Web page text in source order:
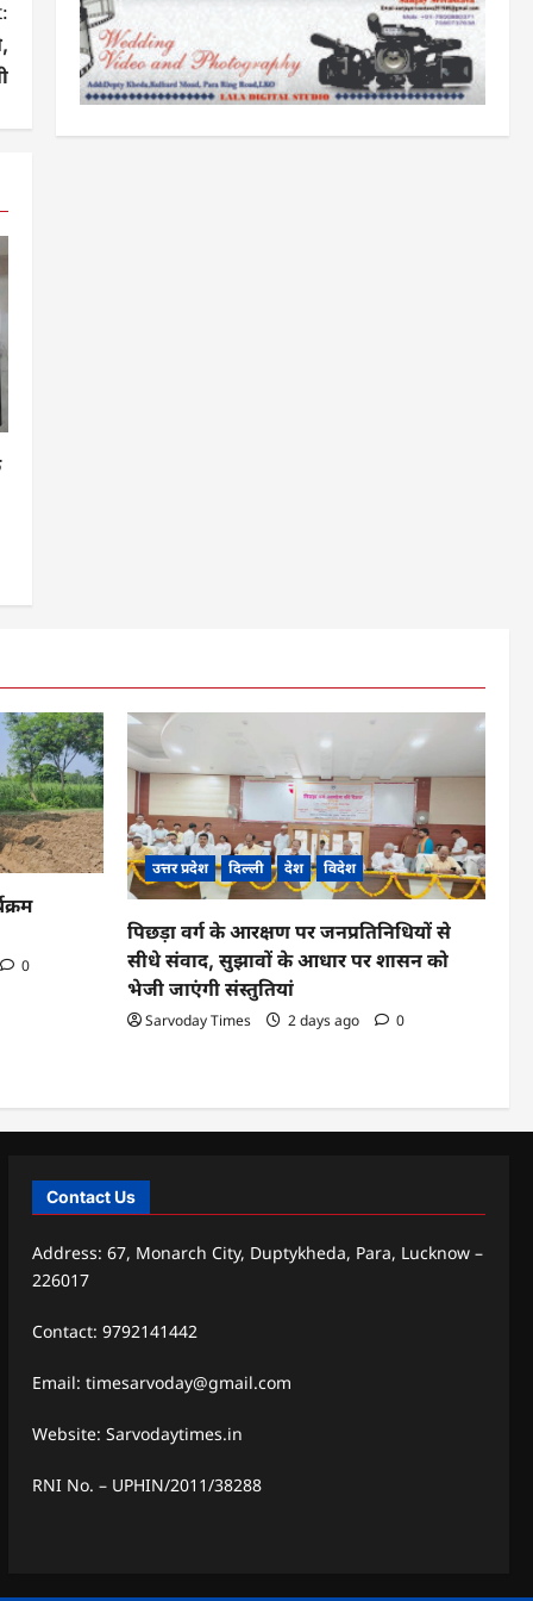
0
उत्तर प्रदेश दिल्ली देश विदेश
पिछड़ा वर्ग के आरक्षण पर जनप्रतिनिधियों से
सीधे संवाद, सुझावों के आधार पर शासन को
भेजी जाएंगी संस्तुतियां
Sarvoday Times 2 days ago 0
Contact Us
Address: 67, Monarch City, Duptykheda, Para, Lucknow –
226017
Contact: 9792141442
Email: timesarvoday@gmail.com
Website: Sarvodaytimes.in
RNI No. – UPHIN/2011/38288